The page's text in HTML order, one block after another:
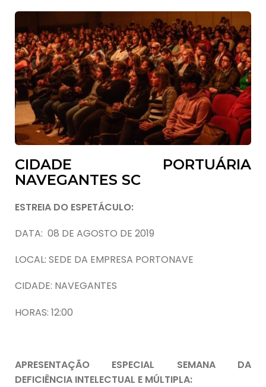
CIDADE PORTUÁRIA
NAVEGANTES SC
ESTREIA DO ESPETÁCULO:
DATA: 08 DE AGOSTO DE 2019
LOCAL: SEDE DA EMPRESA PORTONAVE
CIDADE: NAVEGANTES
HORAS: 12:00
APRESENTAÇÃO ESPECIAL SEMANA DA
DEFICIÊNCIA INTELECTUAL E MÚLTIPLA: